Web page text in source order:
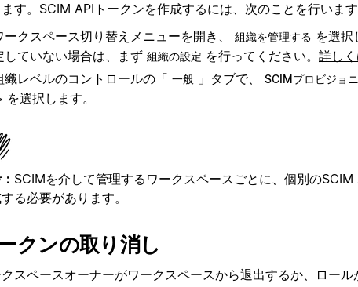
す。SCIM APIトークンを作成するには、次のことを行います
ークスペース切り替えメニューを開き、
組織を管理する を選択
していない場合は、まず 組織の設定 を行ってください。 詳し
織レベルのコントロールの「 一般 」タブで、 SCIMプロビジョ
を選択します。
SCIMを介して管理するワークスペースごとに、個別のSCIM
る必要があります。
クンの取り消し
スペースオーナーがワークスペースから退出するか、ロール